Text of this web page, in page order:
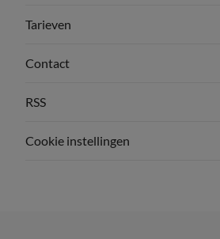
Tarieven
Contact
RSS
Cookie instellingen